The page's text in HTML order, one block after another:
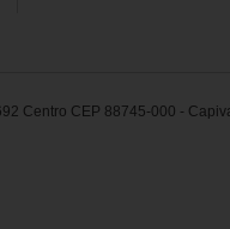
Centro CEP 88745-000 -